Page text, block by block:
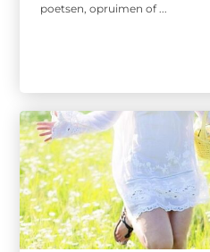
poetsen, opruimen of ...